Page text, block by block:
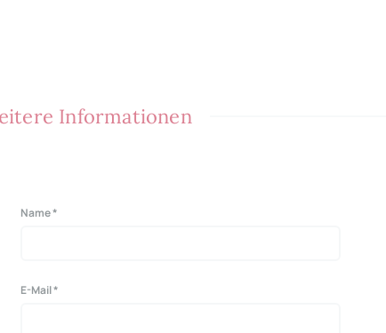
Informationen
Name *
E-Mail *